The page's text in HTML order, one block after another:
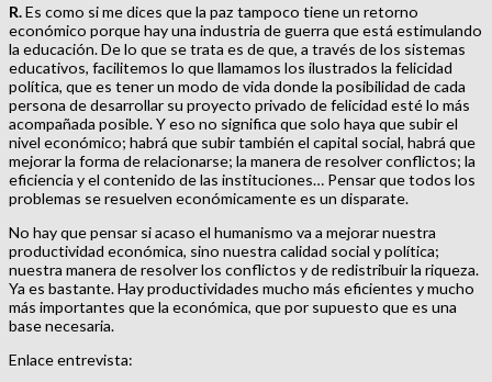
R.Es como si me dices que la paz tampoco tiene un retorno
económico porque hay una industria de guerra que está estimulando
la educación. De lo que se trata es de que, a través de los sistemas
educativos, facilitemos lo que llamamos los ilustrados la felicidad
política, que es tener un modo de vida donde la posibilidad de cada
persona de desarrollar su proyecto privado de felicidad esté lo más
acompañada posible. Y eso no significa que solo haya que subir el
nivel económico; habrá que subir también el capital social, habrá que
mejorar la forma de relacionarse; la manera de resolver conflictos; la
eficiencia y el contenido de las instituciones… Pensar que todos los
problemas se resuelven económicamente es un disparate.
No hay que pensar si acaso el humanismo va a mejorar nuestra
productividad económica, sino nuestra calidad social y política;
nuestra manera de resolver los conflictos y de redistribuir la riqueza.
Ya es bastante. Hay productividades mucho más eficientes y mucho
más importantes que la económica, que por supuesto que es una
base necesaria.
Enlace entrevista: